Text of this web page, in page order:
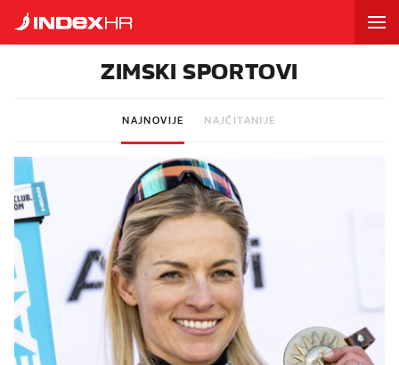
ZIMSKI SPORTOVI
NAJNOVIJE NAJČITANIJE